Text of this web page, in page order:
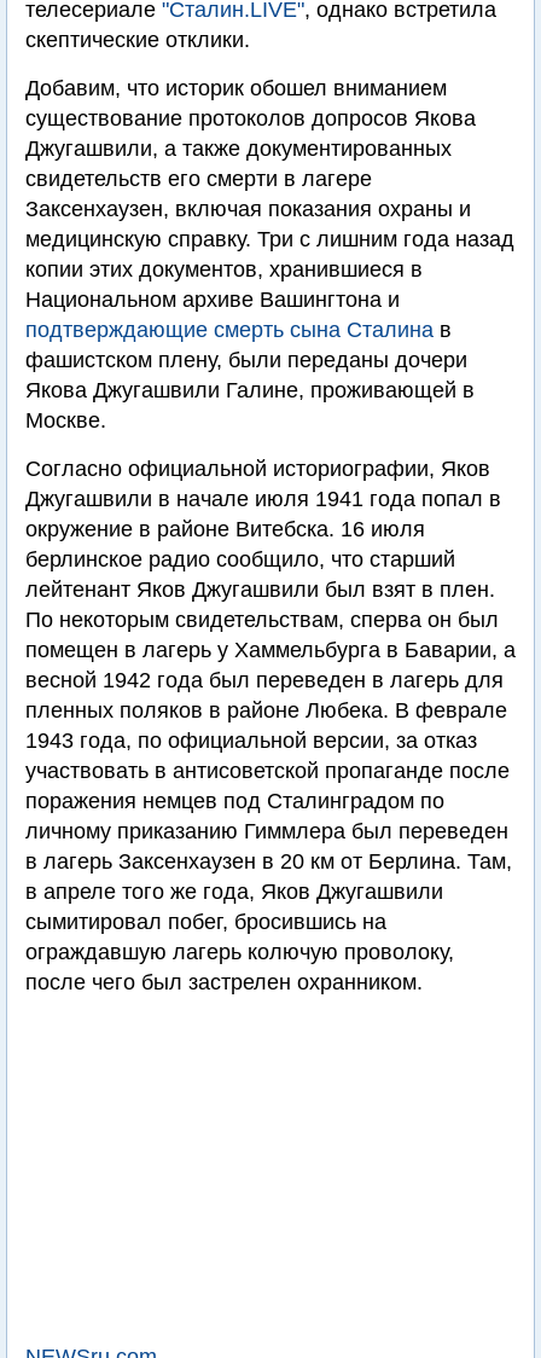
телесериале "Сталин.LIVE", однако встретила
скептические отклики.
Добавим, что историк обошел вниманием
существование протоколов допросов Якова
Джугашвили, а также документированных
свидетельств его смерти в лагере
Заксенхаузен, включая показания охраны и
медицинскую справку. Три с лишним года назад
копии этих документов, хранившиеся в
Национальном архиве Вашингтона и
подтверждающие смерть сына Сталина в
фашистском плену, были переданы дочери
Якова Джугашвили Галине, проживающей в
Москве.
Согласно официальной историографии, Яков
Джугашвили в начале июля 1941 года попал в
окружение в районе Витебска. 16 июля
берлинское радио сообщило, что старший
лейтенант Яков Джугашвили был взят в плен.
По некоторым свидетельствам, сперва он был
помещен в лагерь у Хаммельбурга в Баварии, а
весной 1942 года был переведен в лагерь для
пленных поляков в районе Любека. В феврале
1943 года, по официальной версии, за отказ
участвовать в антисоветской пропаганде после
поражения немцев под Сталинградом по
личному приказанию Гиммлера был переведен
в лагерь Заксенхаузен в 20 км от Берлина. Там,
в апреле того же года, Яков Джугашвили
сымитировал побег, бросившись на
ограждавшую лагерь колючую проволоку,
после чего был застрелен охранником.